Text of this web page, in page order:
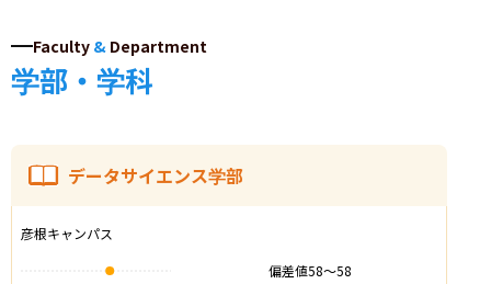
Faculty & Department
学部・学科
データサイエンス学部
彦根キャンパス
偏差値58〜58